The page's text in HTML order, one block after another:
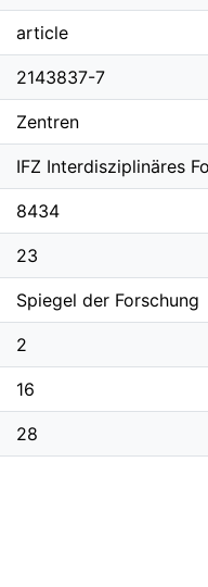
article
2143837-7
Zentren
IFZ Interdisziplinäres
8434
23
Spiegel der Forschung
2
16
28